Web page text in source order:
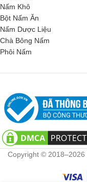
Nấm Khô
Bột Nấm Ăn
Nấm Dược Liệu
Chà Bông Nấm
Phôi Nấm
Copyright © 2018–2026